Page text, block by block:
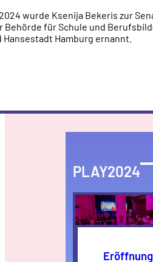
wurde Ksenija Bekeris zur
Behörde für Schule und
Hamburg ernannt.
PLAY2024